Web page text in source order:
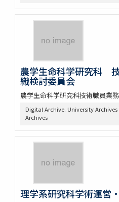
農学生命科学研究科
織検討委員会
農学生命科学研究科技術職員業
Digital Archive. University
Archives
理学系研究科学術運営